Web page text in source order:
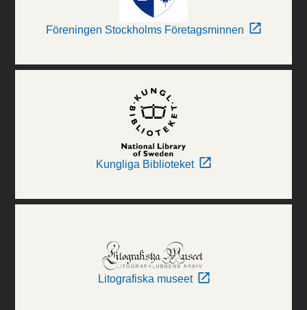
Föreningen Stockholms Företagsminnen
Kungliga Biblioteket
Litografiska museet